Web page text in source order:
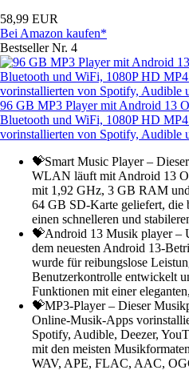
58,99 EUR
Bei Amazon kaufen*
Bestseller Nr. 4
96 GB MP3 Player mit Android 13
Bluetooth und WiFi, 1080P HD
vorinstallierten von Spotify, Audible
💝Smart Music Player –
WLAN läuft mit Android 13
mit 1,92 GHz, 3 GB RAM
64 GB SD-Karte geliefert, die
einen schnelleren und
💝Android 13 Musik player –
dem neuesten Android 13-
wurde für reibungslose
Benutzerkontrolle entwickelt
Funktionen mit einer
💝MP3-Player – Dieser
Online-Musik-Apps
Spotify, Audible, Deezer,
mit den meisten
WAV, APE, FLAC, AAC,